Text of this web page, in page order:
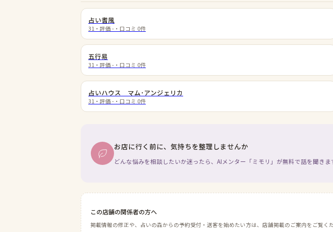
占い耆風
31 ・評価 - ・口コミ 0件
五行易
31 ・評価 - ・口コミ 0件
占いハウス マム･アンジェリカ
31 ・評価 - ・口コミ 0件
お店に行く前に、気持ちを整理しませんか
どんな悩みを相談したいか迷ったら、AIメンター「ミモリ」が無料で話を聞きま
この店舗の関係者の方へ
掲載情報の修正や、占いの森からの予約受付・送客を始めたい方は、店舗掲載のご案内をご覧くだ